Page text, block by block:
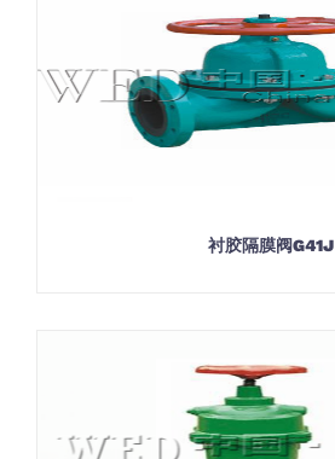
衬胶隔膜阀G41J